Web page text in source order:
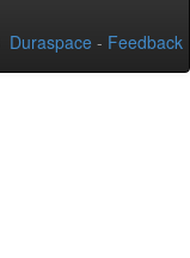
Duraspace - Feedback